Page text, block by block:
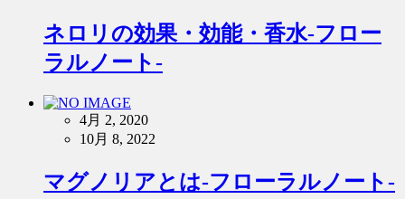
ネロリの効果・効能・香水-フロー
ラルノート-
4月 2, 2020
10月 8, 2022
マグノリアとは-フローラルノート-